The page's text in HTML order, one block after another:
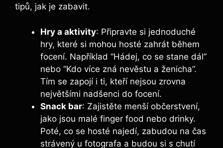
tipů, jak je zabavit.
Hry a ⁤aktivity: Připravte si ‌jednoduché
hry, které si mohou hosté zahrát během
focení. Například “Hádej,‍ co se ⁤stane dál”
nebo “Kdo⁤ více zná nevěstu a ženicha”.
Tím se zapojí i ti, kteří nejsou zrovna
největšími nadšenci do focení.
Snack ⁣bar: Zajistěte menší občerstvení,
jako jsou malé finger​ food⁢ nebo drinky.
Poté, co se hosté najedí, zabudou na ⁤čas
strávený⁣ u fotografa a budou si s ‍chutí